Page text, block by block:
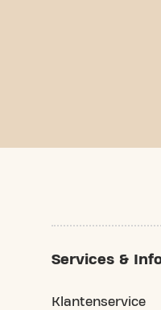
Services &
Klantenservice